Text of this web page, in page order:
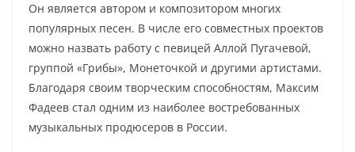
Он является автором и композитором многих
популярных песен. В числе его совместных проектов
можно назвать работу с певицей Аллой Пугачевой,
группой «Грибы», Монеточкой и другими артистами.
Благодаря своим творческим способностям, Максим
Фадеев стал одним из наиболее востребованных
музыкальных продюсеров в России.